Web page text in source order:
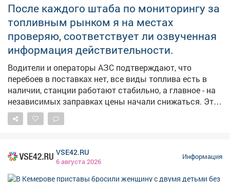
После каждого штаба по мониторингу за
топливным рынком я на местах
проверяю, соответствует ли озвученная
информация действительности.
Водители и операторы АЗС подтверждают, что
перебоев в поставках нет, все виды топлива есть в
наличии, станции работают стабильно, а главное - на
независимых заправках цены начали снижаться. Это
хорошие новости. Но вопрос остается на контроле -
будем и дальше работать с оптовиками, розничными
VSE42.RU
6 августа 2026
Информация